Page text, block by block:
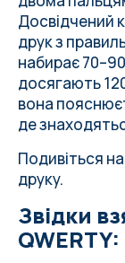
Досвідчений
друк з
набирає
досягають 120
вона
де
Подивіться
друку.
Звідки